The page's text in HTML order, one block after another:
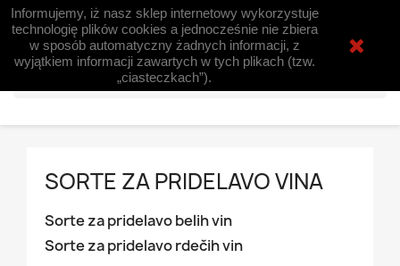
 
SORTE ZA PRIDELAVO VINA
Sorte za pridelavo belih vin
Sorte za pridelavo rdečih vin
Informujemy, iż nasz sklep internetowy wykorzystuje
technologię plików cookies a jednocześnie nie zbiera
w sposób automatyczny żadnych informacji, z
wyjątkiem informacji zawartych w tych plikach (tzw.
„ciasteczkach”).